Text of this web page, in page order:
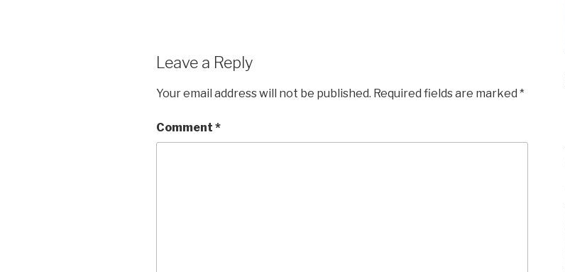
Leave a Reply
Your email address will not be published. Required fields are marked *
Comment *